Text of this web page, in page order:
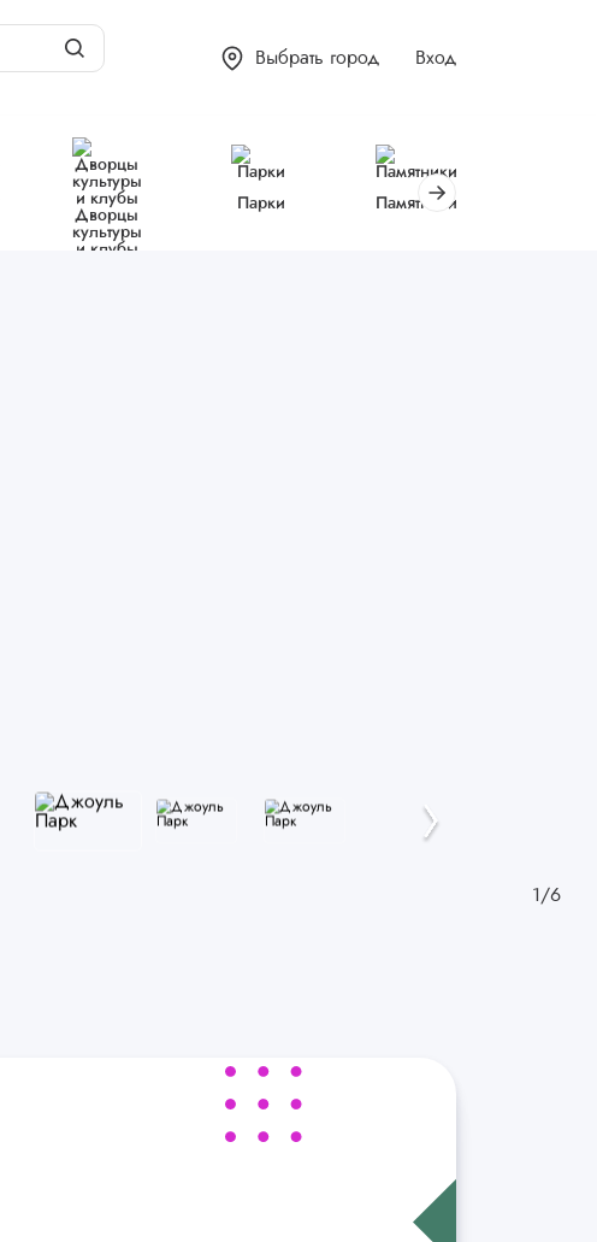
Выбрать город Вход
Дворцы
культуры
и клубы
Парки Памятники
1/6